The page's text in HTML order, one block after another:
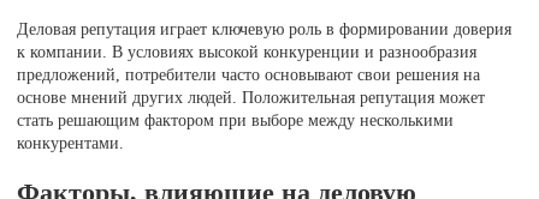
Деловая репутация играет ключевую роль в формировании доверия
к компании. В условиях высокой конкуренции и разнообразия
предложений, потребители часто основывают свои решения на
основе мнений других людей. Положительная репутация может
стать решающим фактором при выборе между несколькими
конкурентами.
Факторы, влияющие на деловую